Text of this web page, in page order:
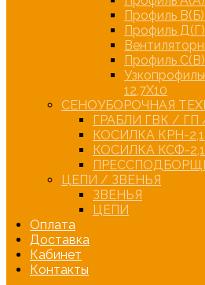
Профиль В(Б)
Профиль
Профиль
12,7Х10
СЕНОУБОРОЧНАЯ
ГРАБЛИ ГВК / ГП
КОСИЛКА КРН-
КОСИЛКА КСФ-
ЦЕПИ / ЗВЕНЬЯ
ЗВЕНЬЯ
ЦЕПИ
Оплата
Доставка
Кабинет
Контакты